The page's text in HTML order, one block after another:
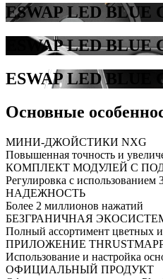
ESWAP LED BLUE
ESWAP LED BLUE
ESWAP LED BLUE
Основные
МИНИ-ДЖОЙСТИКИ NXG
Повышенная точность и
КОМПЛЕКТ МОДУЛЕЙ С
Регулировка с использованием
НАДЕЖНОСТЬ
Более 2 миллионов нажатий
БЕЗГРАНИЧНАЯ
Полный ассортимент цветных
ПРИЛОЖЕНИЕ
Использование и настройка
ОФИЦИАЛЬНЫЙ ПРОДУКТ